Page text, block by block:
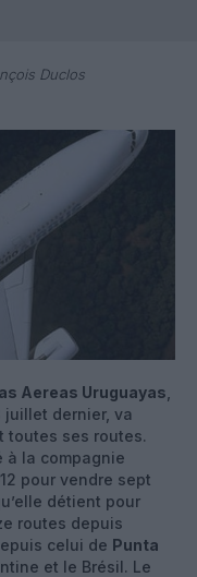
Duclos
Aereas Uruguayas
dernier, va
toutes ses routes.
à la compagnie
pour vendre sept
détient pour
routes depuis
celui de Punta
et le Brésil. Le